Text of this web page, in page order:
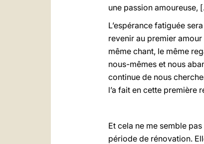
une passion amoureuse,
L’espérance fatiguée
revenir au premier
même chant, le même
nous-mêmes et nous
continue de nous
l’a fait en cette première
Et cela ne me semble
période de rénovation.